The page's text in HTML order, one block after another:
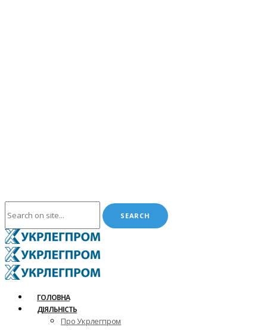
ГОЛОВНА
ДІЯЛЬНІСТЬ
Про Укрлегпром